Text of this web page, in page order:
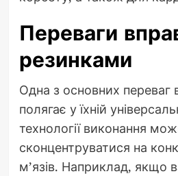
Переваги
резинками
Одна з основних переваг
полягає у їхній
технології виконання
сконцентруватися на
м’язів. Наприклад, якщо